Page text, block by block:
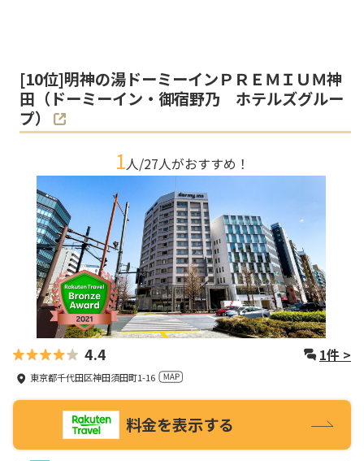
[10位]明神の湯ドーミーインＰＲＥＭＩＵＭ神
田（ドーミーイン・御宿野乃 ホテルズグルー
プ）
1人/27人がおすすめ！
4.4 1件 >
東京都千代田区神田須田町1-16
料金を表示する